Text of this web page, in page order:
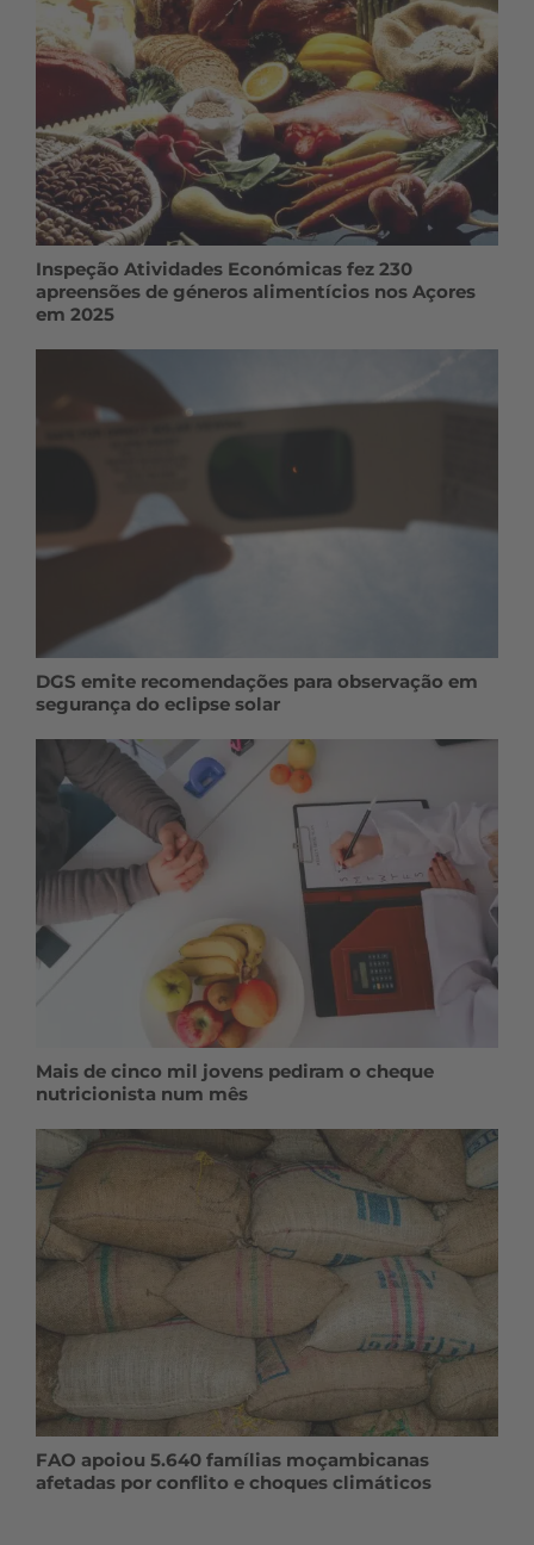
Inspeção Atividades Económicas fez 230
apreensões de géneros alimentícios nos Açores
em 2025
DGS emite recomendações para observação em
segurança do eclipse solar
Mais de cinco mil jovens pediram o cheque
nutricionista num mês
FAO apoiou 5.640 famílias moçambicanas
afetadas por conflito e choques climáticos